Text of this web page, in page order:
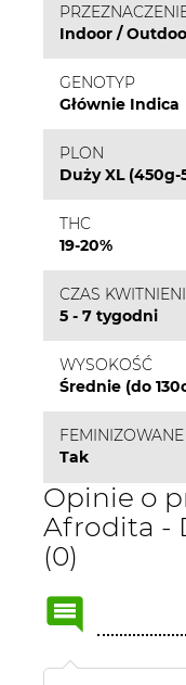
Indoor /
GENOTYP
Głównie Indica
PLON
Duży XL
THC
19-20%
CZAS
5 - 7 tygodni
WYSOKOŚĆ
Średnie (do
Tak
Opinie o
Afrodita -
(0)